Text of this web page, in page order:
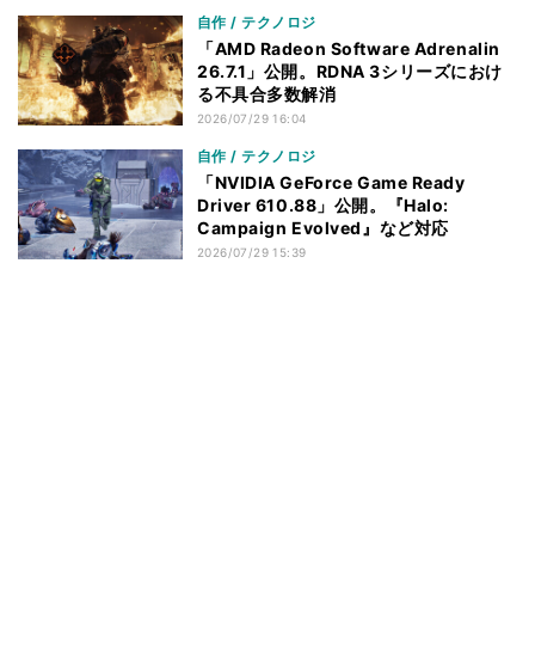
自作 / テクノロジ
「AMD Radeon Software Adrenalin
26.7.1」公開。RDNA 3シリーズにおけ
る不具合多数解消
2026/07/29 16:04
自作 / テクノロジ
「NVIDIA GeForce Game Ready
Driver 610.88」公開。『Halo:
Campaign Evolved』など対応
2026/07/29 15:39